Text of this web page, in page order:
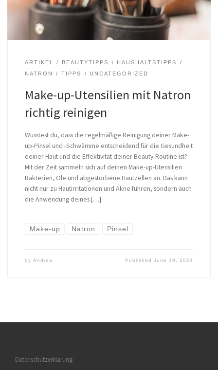
ARTIKEL BEAUTYTIPPS
HAUSHALTSTIPPS
NATRON
TIPPS UNCATEGORIZED
Make-up-Utensilien mit Natron
richtig reinigen
Wusstest du, dass die regelmäßige Reinigung deiner Make-
up-Pinsel und -Schwämme entscheidend für die Gesundheit
deiner Haut und die Effektivität deiner Beauty-Routine ist?
Mit der Zeit sammeln sich auf deinen Make-up-Utensilien
Bakterien, Öle und abgestorbene Hautzellen an. Das kann
nicht nur zu Hautirritationen und Akne führen, sondern auch
die Anwendung deines […]
Make-up Natron Pinsel
by Andrea PublishedJune 19, 2024
Datenschutzerklärung